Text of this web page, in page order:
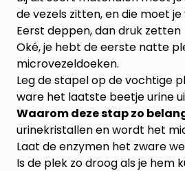
de vezels zitten, en die moet
Eerst deppen, dan druk zetten
Oké, je hebt de eerste natte
microvezeldoeken.
Leg de stapel op de vochtige
ware het laatste beetje urine
Waarom deze stap zo
urinekristallen en wordt het
Laat de enzymen het zware
Is de plek zo droog als je hem